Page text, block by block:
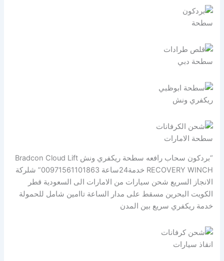
سطحة
سطحة دبي
ريكفري ونش
سطحة الامارات
“بردكون سحاب رافعه سطحة ريكفري ونش Bradcon Cloud Lift
RECOVERY WINCH خدمة24ساعة 00971561101863” شلركة
الانجاز السريع شحن سيارات من الامارات الى السعودية قطر
الكويت البحرين مسقط على مدار الساعة تاامين شامل للحمولة
خدمة ريكفري سريع بين المدن
انقاذ سيارات